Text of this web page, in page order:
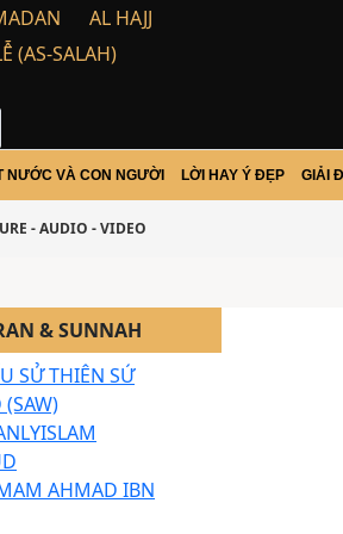
AL HAJJ
(AS-SALAH)
NƯỚC VÀ CON NGƯỜI LỜI HAY Ý ĐẸP GIẢI
tulloh wabarakatu
- AUDIO - VIDEO
& SUNNAH